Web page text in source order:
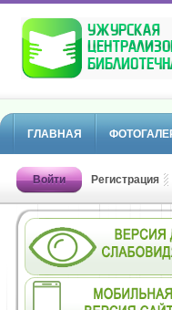
ГЛАВНАЯ
Войти Регистрация